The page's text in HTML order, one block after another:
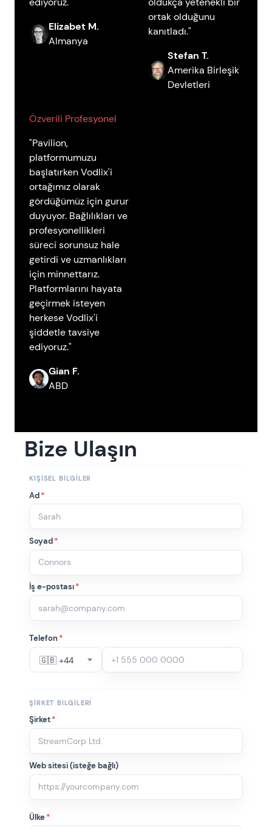
Elizabet M.
Almanya
ortak olduğunu
kanıtladı."
Stefan T.
Amerika Birleşik
Devletleri
Özverili Profesyonel
"Pavilion,
platformumuzu
başlatırken Vodlix'i
ortağımız olarak
gördüğümüz için gurur
duyuyor. Bağlılıkları ve
profesyonellikleri
süreci sorunsuz hale
getirdi ve uzmanlıkları
için minnettarız.
Platformlarını hayata
geçirmek isteyen
herkese Vodlix'i
şiddetle tavsiye
ediyoruz."
Gian F.
ABD
Bize Ulaşın
KIŞISEL BILGILER
Ad*
Soyad*
İş e-postası*
Telefon*
🇬🇧 +44
ŞIRKET BILGILERI
Şirket*
Web sitesi (isteğe bağlı)
Ülke*